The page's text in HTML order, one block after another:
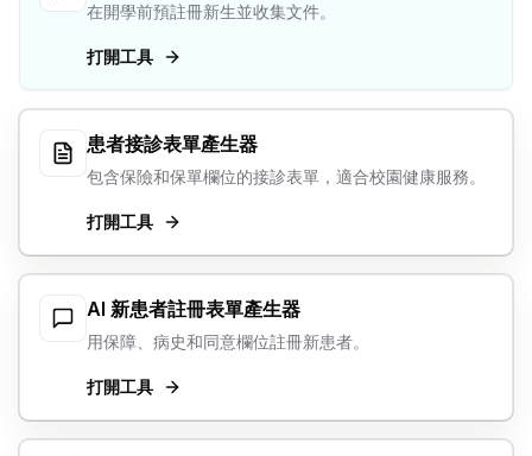
在開學前預註冊新生並收集文件。
打開工具
患者接診表單產生器
包含保險和保單欄位的接診表單，適合校園健康服務。
打開工具
AI 新患者註冊表單產生器
用保障、病史和同意欄位註冊新患者。
打開工具